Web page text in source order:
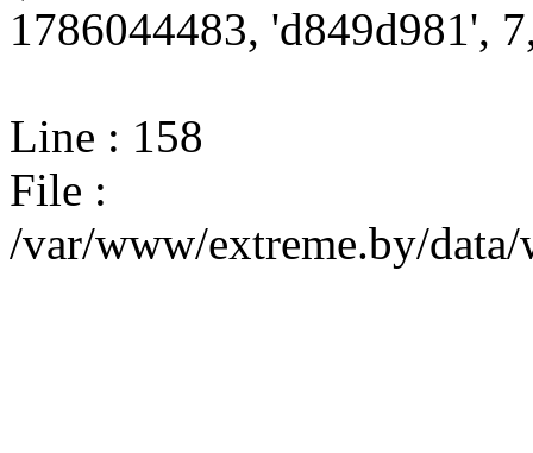
1786044483, 'd849d981',
Line : 158
File :
/var/www/extreme.by/